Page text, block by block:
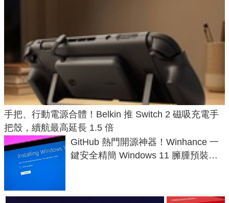
手把、行動電源合體！Belkin 推 Switch 2 磁吸充電手
把殼，續航最高延長 1.5 倍
GitHub 熱門開源神器！Winhance 一
鍵安全精簡 Windows 11 臃腫預裝軟